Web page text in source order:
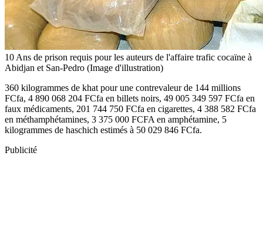
10 Ans de prison requis pour les auteurs de l'affaire trafic cocaïne à
Abidjan et San-Pedro (Image d'illustration)
360 kilogrammes de khat pour une contrevaleur de 144 millions
FCfa, 4 890 068 204 FCfa en billets noirs, 49 005 349 597 FCfa en
faux médicaments, 201 744 750 FCfa en cigarettes, 4 388 582 FCfa
en méthamphétamines, 3 375 000 FCFA en amphétamine, 5
kilogrammes de haschich estimés à 50 029 846 FCfa.
Publicité